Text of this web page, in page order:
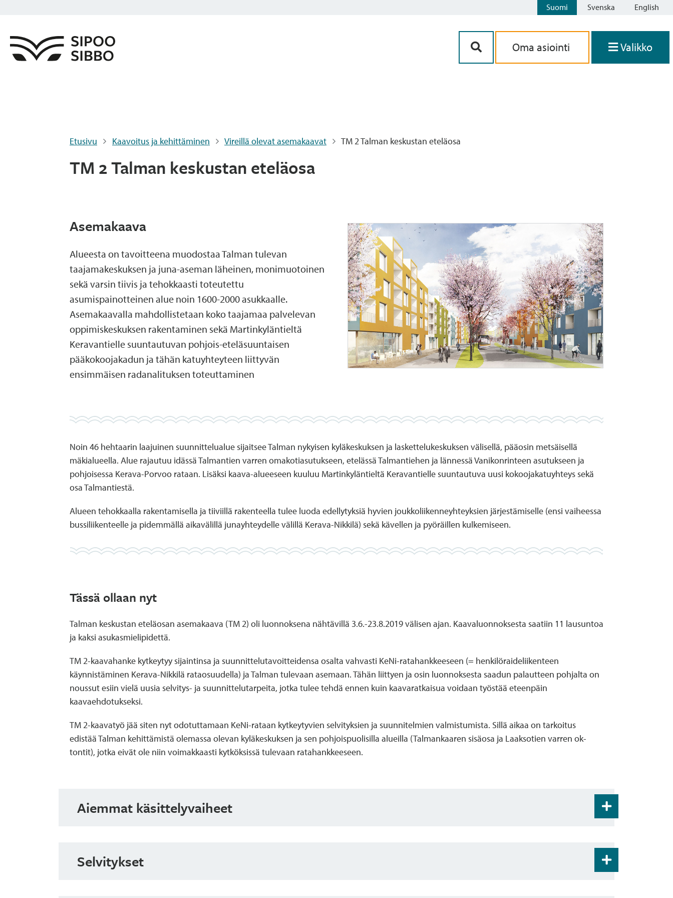
Suomi Svenska English
Oma asiointi Valikko
Etusivu Kaavoitus ja kehittäminen Vireillä olevat asemakaavat TM 2 Talman keskustan eteläosa
TM 2 Talman keskustan eteläosa
Asemakaava
Alueesta on tavoitteena muodostaa Talman tulevan
taajamakeskuksen ja juna-aseman läheinen, monimuotoinen
sekä varsin tiivis ja tehokkaasti toteutettu
asumispainotteinen alue noin 1600-2000 asukkaalle.
Asemakaavalla mahdollistetaan koko taajamaa palvelevan
oppimiskeskuksen rakentaminen sekä Martinkyläntieltä
Keravantielle suuntautuvan pohjois-eteläsuuntaisen
pääkokoojakadun ja tähän katuyhteyteen liittyvän
ensimmäisen radanalituksen toteuttaminen
Noin 46 hehtaarin laajuinen suunnittelualue sijaitsee Talman nykyisen kyläkeskuksen ja laskettelukeskuksen välisellä, pääosin metsäisellä
mäkialueella. Alue rajautuu idässä Talmantien varren omakotiasutukseen, etelässä Talmantiehen ja lännessä Vanikonrinteen asutukseen ja
pohjoisessa Kerava-Porvoo rataan. Lisäksi kaava-alueeseen kuuluu Martinkyläntieltä Keravantielle suuntautuva uusi kokoojakatuyhteys sekä
osa Talmantiestä.
Alueen tehokkaalla rakentamisella ja tiiviillä rakenteella tulee luoda edellytyksiä hyvien joukkoliikenneyhteyksien järjestämiselle (ensi vaiheessa
bussiliikenteelle ja pidemmällä aikavälillä junayhteydelle välillä Kerava-Nikkilä) sekä kävellen ja pyöräillen kulkemiseen.
Tässä ollaan nyt
Talman keskustan eteläosan asemakaava (TM 2) oli luonnoksena nähtävillä 3.6.-23.8.2019 välisen ajan. Kaavaluonnoksesta saatiin 11 lausuntoa
ja kaksi asukasmielipidettä.
TM 2-kaavahanke kytkeytyy sijaintinsa ja suunnittelutavoitteidensa osalta vahvasti KeNi-ratahankkeeseen (= henkilöraideliikenteen
käynnistäminen Kerava-Nikkilä rataosuudella) ja Talman tulevaan asemaan. Tähän liittyen ja osin luonnoksesta saadun palautteen pohjalta on
noussut esiin vielä uusia selvitys- ja suunnittelutarpeita, jotka tulee tehdä ennen kuin kaavaratkaisua voidaan työstää eteenpäin
kaavaehdotukseksi.
TM 2-kaavatyö jää siten nyt odotuttamaan KeNi-rataan kytkeytyvien selvityksien ja suunnitelmien valmistumista. Sillä aikaa on tarkoitus
edistää Talman kehittämistä olemassa olevan kyläkeskuksen ja sen pohjoispuolisilla alueilla (Talmankaaren sisäosa ja Laaksotien varren ok-
tontit), jotka eivät ole niin voimakkaasti kytköksissä tulevaan ratahankkeeseen.
Aiemmat käsittelyvaiheet
Maankäyttöjaosto päätti kokouksessaan 13.5.2019 asettaa asemakaavan valmisteluaineiston (sis. kaavaluonnos ja sitä koskeva
aineisto) nähtäville MRL:n 62 §:n ja MRA:n 30 §:n mukaisesti.
Selvitykset